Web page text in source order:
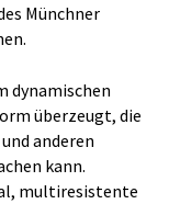
Münchner
dynamischen
überzeugt, die
anderen
kann.
multiresistente